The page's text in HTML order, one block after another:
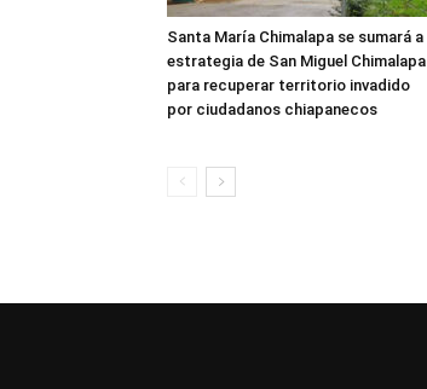
Santa María Chimalapa se sumará a
estrategia de San Miguel Chimalapa
para recuperar territorio invadido
por ciudadanos chiapanecos